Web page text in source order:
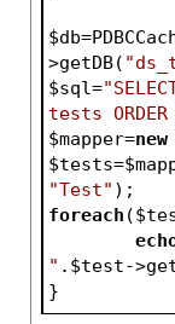
$db
>getDB(
$sql=
tests
$mapper=new
$tests=
"Test" );
foreach (
" . $test-
}